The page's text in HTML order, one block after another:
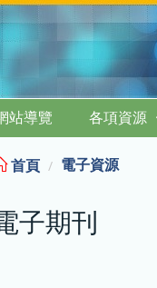
站導覽 各項資源
首頁 電子資源
子期刊